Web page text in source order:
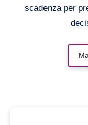
scadenza per